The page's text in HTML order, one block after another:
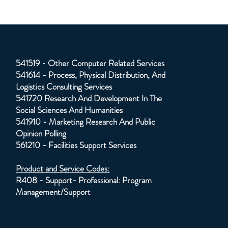
541519 - Other Computer Related Services
541614 - Process, Physical Distribution, And
Logistics Consulting Services
541720 Research And Development In The
Social Sciences And Humanities
541910 - Marketing Research And Public
Opinion Polling
561210 - Facilities Support Services
Product and Service Codes:
R408 - Support- Professional: Program
Management/Support